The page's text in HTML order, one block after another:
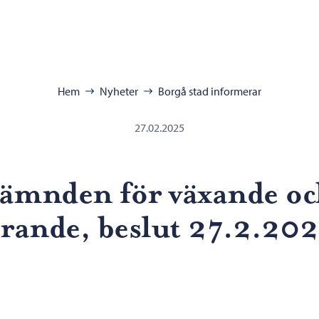
Hem Nyheter Borgå stad informerar
27.02.2025
för växande
beslut